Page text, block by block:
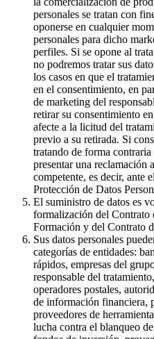
personales se tratan con
oponerse en cualquier
personales para dicho
perfiles. Si se opone al
no podremos tratar sus
los casos en que el
en el consentimiento, en
de marketing del
retirar su consentimiento
afecte a la licitud del
previo a su retirada. Si
tratando de forma
presentar una reclamación
competente, es decir, ante
Protección de Datos
El suministro de datos es
formalización del
Formación y del Contrato
Sus datos personales
categorías de entidades:
rápidos, empresas del
responsable del
operadores postales,
de información financiera,
proveedores de
lucha contra el blanqueo